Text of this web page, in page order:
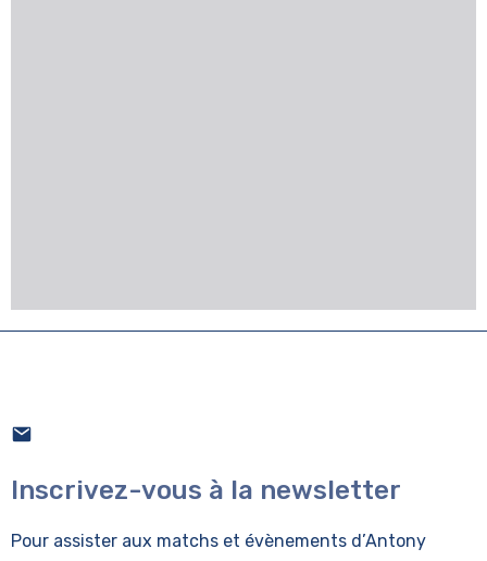
Inscrivez-vous à la newsletter
Pour assister aux matchs et évènements d’Antony